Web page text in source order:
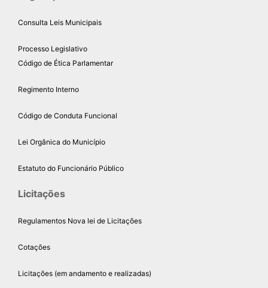
Consulta Leis Municipais
Processo Legislativo
Código de Ética Parlamentar
Regimento Interno
Código de Conduta Funcional
Lei Orgânica do Município
Estatuto do Funcionário Público
Licitações
Regulamentos Nova lei de Licitações
Cotações
Licitações (em andamento e realizadas)